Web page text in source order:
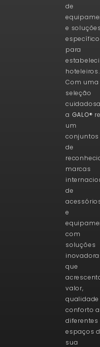
de
e soluções
para
hoteleiros.
Com uma
seleção
a GALO®
um
conjuntos
de
marcas
de
e
com
soluções
que
valor,
qualidade
conforto a
diferentes
espaços
sua